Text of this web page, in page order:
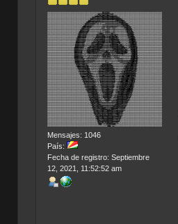
Mensajes: 1046
País:
Fecha de registro: Septiembre
12, 2021, 11:52:52 am